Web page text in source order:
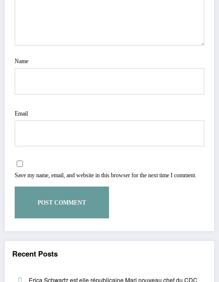
Name
Email
Save my name, email, and website in this browser for the next time I comment.
Recent Posts
Erica Schwartz est elle républicaine Mari nouveau chef du CDC